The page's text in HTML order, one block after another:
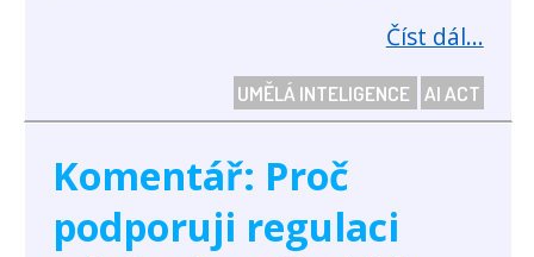
Číst dál...
UMĚLÁ INTELIGENCE AI ACT
Komentář: Proč
podporuji regulaci